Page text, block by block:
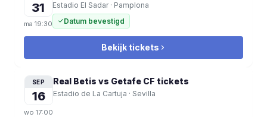
31
ma 19:30
Estadio El Sadar· Pamplona
Datum bevestigd
Bekijk tickets
SEP
16
wo 17:00
Real Betis vs Getafe CF tickets
Estadio de La Cartuja · Sevilla